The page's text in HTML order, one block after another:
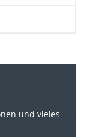
und vieles